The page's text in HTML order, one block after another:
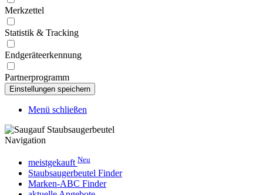
Merkzettel
Statistik & Tracking
Endgeräteerkennung
Partnerprogramm
Menü schließen
Navigation
meistgekauft Neu
Staubsaugerbeutel Finder
Marken-ABC Finder